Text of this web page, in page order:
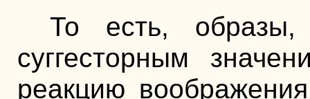
То есть,
суггесторным
реакцию